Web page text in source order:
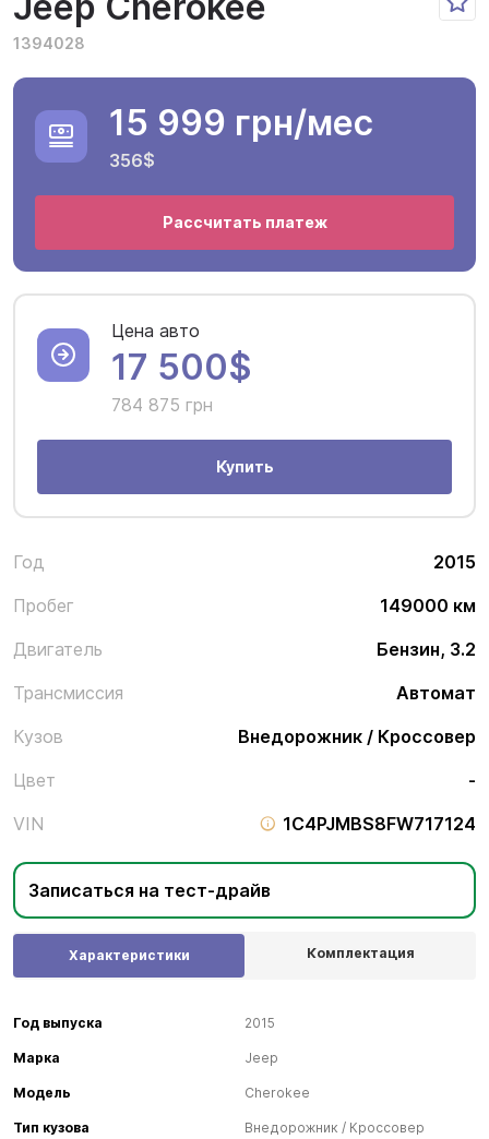
1394028
Год
2015
Пробег
149000 км
Двигатель
Бензин, 3.2
Трансмиссия
Автомат
Кузов
Внедорожник / Кроссовер
Цвет
-
VIN
1C4PJMBS8FW717124
Записаться на тест-драйв
15 999 грн/мес
356$
Рассчитать платеж
Цена авто
17 500$
784 875 грн
Купить
Характеристики Комплектация
Год выпуска 2015
Марка Jeep
Модель Cherokee
Тип кузова Внедорожник / Кроссовер